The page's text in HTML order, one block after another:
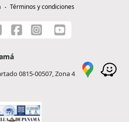
Términos y condiciones
0815-00507, Zona 4